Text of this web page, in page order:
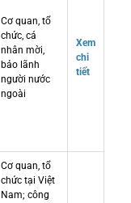
Cơ quan, tổ
chức, cá
nhân mời,
bảo lãnh
người nước
ngoài
Xem
chi
tiết
Cơ quan, tổ
chức tại Việt
Nam; công